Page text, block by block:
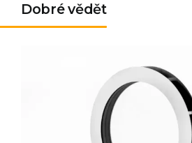
Dobré vědět